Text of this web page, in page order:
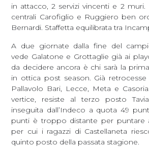
in attacco, 2 servizi vincenti e 2
centrali Carofiglio e Ruggiero ben
Bernardi. Staffetta equilibrata tra
A due giornate dalla fine del
vede Galatone e Grottaglie già ai
da decidere ancora è chi sarà la
in ottica post season. Già
Pallavolo Bari, Lecce, Meta e
vertice, resiste al terzo posto
inseguita dall’Indeco a quota 49
punti è troppo distante per puntare
per cui i ragazzi di Castellaneta
quinto posto della passata stagione.